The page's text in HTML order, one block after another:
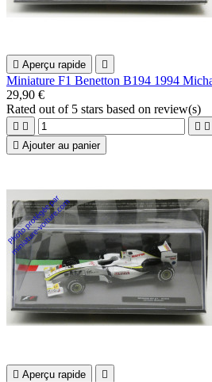
 Aperçu rapide 
Miniature F1 Benetton B194 1994
29,90 €
Rated out of 5 stars based on review(s)
   
 Ajouter au panier
 Aperçu rapide 